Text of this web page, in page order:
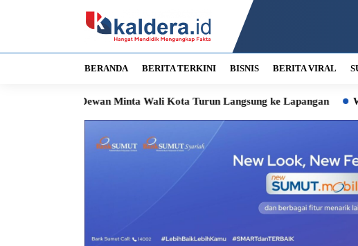
BERANDA BERITA TERKINI BISNIS BERITA VIRAL
Tuntas, Dewan Minta Wali Kota Turun Langsung ke Lapangan Warga